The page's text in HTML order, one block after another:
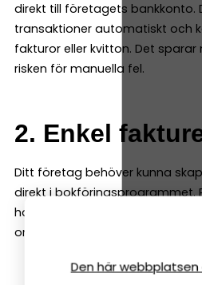
direkt till företagets bankkonto.
transaktioner automatiskt och
fakturor eller kvitton. Det
risken för manuella fel.
2. Enkel
Ditt företag behöver kunna
direkt i
ha en enkel
om programmet kan:
skicka fakturor digitalt
Den här